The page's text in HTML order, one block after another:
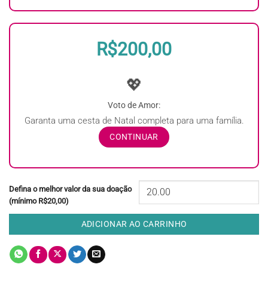
R$200,00
💖
Voto de Amor:
Garanta uma cesta de Natal completa para uma família.
CONTINUAR
Defina o melhor valor da sua doação
(mínimo R$20,00)
ADICIONAR AO CARRINHO